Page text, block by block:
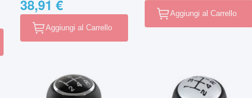
38,91 €
Aggiungi al Carrello
Aggiungi al Carrello